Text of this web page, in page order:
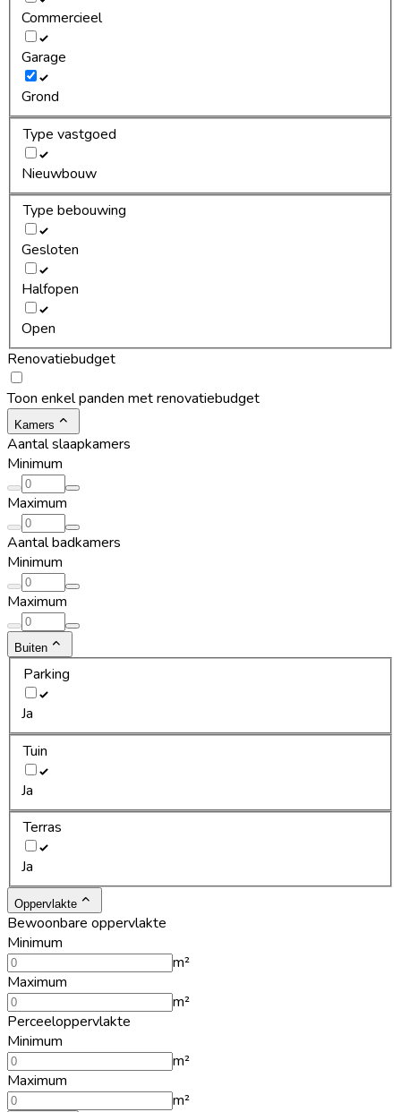
Commercieel
Garage
Grond
Type vastgoed
Nieuwbouw
Type bebouwing
Gesloten
Halfopen
Open
Renovatiebudget
Toon enkel panden met renovatiebudget
Kamers
Aantal slaapkamers
Minimum
Maximum
Aantal badkamers
Minimum
Maximum
Buiten
Parking
Ja
Tuin
Ja
Terras
Ja
Oppervlakte
Bewoonbare oppervlakte
Minimum
m²
Maximum
m²
Perceeloppervlakte
Minimum
m²
Maximum
m²